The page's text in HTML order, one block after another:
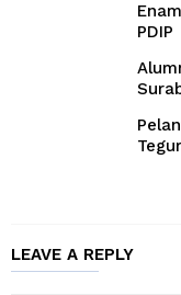
PDIP
LEAVE A REPLY